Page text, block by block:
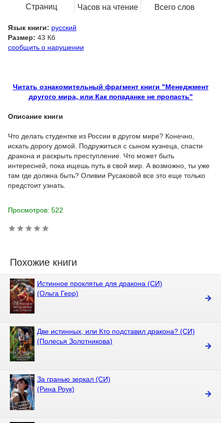
Страниц
Часов на чтение Всего слов
Язык книги: русский
Размер: 43 Кб
сообщить о нарушении
Читать ознакомительный фрагмент книги "Менеджмент
другого мира, или Как попаданке не пропасть"
Описание книги
Что делать студентке из России в другом мире? Конечно,
искать дорогу домой. Подружиться с сыном кузнеца, спасти
дракона и раскрыть преступление. Что может быть
интересней, пока ищешь путь в свой мир. А возможно, ты уже
там где должна быть? Оливии Русаковой все это еще только
предстоит узнать.
Просмотров: 522
Похожие книги
Истинное проклятье для дракона (СИ)
(Ольга Герр)
Две истинных, или Кто подставил дракона? (СИ)
(Полесья Золотникова)
За гранью зеркал (СИ)
(Рина Роук)